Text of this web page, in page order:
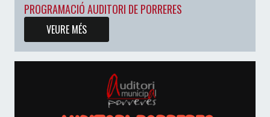
PROGRAMACIÓ AUDITORI DE PORRERES
VEURE MÉS